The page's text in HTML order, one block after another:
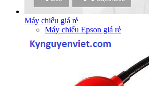
Máy chiếu giá rẻ
Máy chiếu Epson giá rẻ